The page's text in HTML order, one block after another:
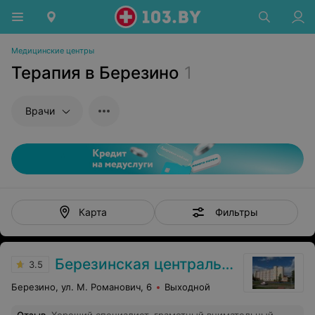
Медицинские центры
Терапия в Березино 1
Врачи
Карта Фильтры
3.5 Березинская центральная районная больница
Березино, ул. М. Романович, 6 Выходной